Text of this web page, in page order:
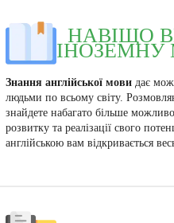
НАВІЩО
ІНОЗЕМНУ
Знання англійської мови дає
людьми по всьому світу.
знайдете набагато більше
розвитку та реалізації свого
англійською вам відкривається